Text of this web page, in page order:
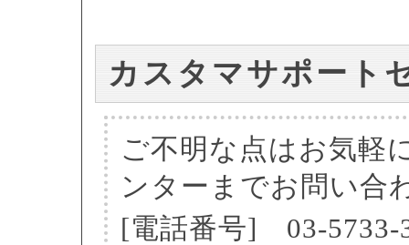
カスタマサポート
ご不明な点はお気軽
ンターまでお問い合
[電話番号] 03-5733-